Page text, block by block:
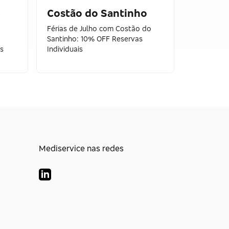
Costão do Santinho
Férias de Julho com Costão do
Santinho: 10% OFF Reservas
Individuais
Mediservice nas redes